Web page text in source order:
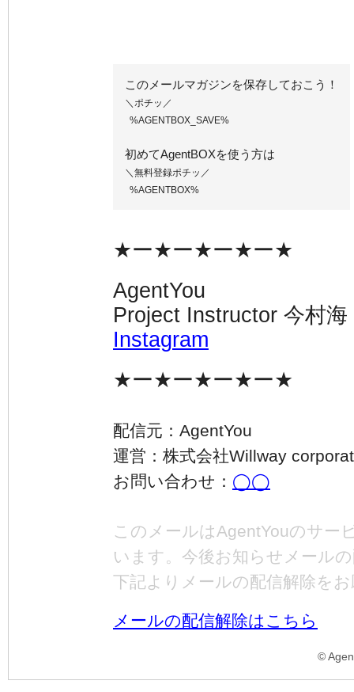
このメールマガジンを保存しておこう！
＼ポチッ／
%AGENTBOX_SAVE%
初めてAgentBOXを使う方は
＼無料登録ポチッ／
%AGENTBOX%
★ー★ー★ー★ー★
AgentYou
Project Instructor 今村海
Instagram
★ー★ー★ー★ー★
配信元： AgentYou
運営：株式会社Willway
お問い合わせ： ◯◯
このメールはAgentYouのサー
います。 今後お知らせメール
下記よりメールの配信解除を
メールの配信解除はこちら
©️